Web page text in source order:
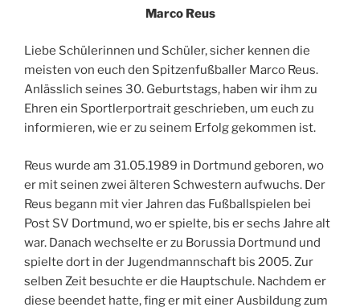
Marco Reus
Liebe Schülerinnen und Schüler, sicher kennen die
meisten von euch den Spitzenfußballer Marco Reus.
Anlässlich seines 30. Geburtstags, haben wir ihm zu
Ehren ein Sportlerportrait geschrieben, um euch zu
informieren, wie er zu seinem Erfolg gekommen ist.
Reus wurde am 31.05.1989 in Dortmund geboren, wo
er mit seinen zwei älteren Schwestern aufwuchs. Der
Reus begann mit vier Jahren das Fußballspielen bei
Post SV Dortmund, wo er spielte, bis er sechs Jahre alt
war. Danach wechselte er zu Borussia Dortmund und
spielte dort in der Jugendmannschaft bis 2005. Zur
selben Zeit besuchte er die Hauptschule. Nachdem er
diese beendet hatte, fing er mit einer Ausbildung zum